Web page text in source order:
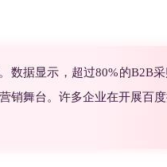
数据显示，超过80%的B2B
销舞台。许多企业在开展百